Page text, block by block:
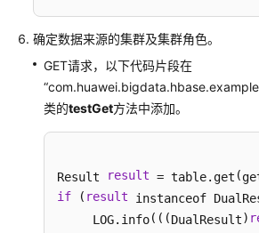
Phoenix
SQL
查
绍
确定数据来源的集群及集群角色。
GET请求，以下代码片段在
类的testGet方法中添加。
Result result = table.get (
if
( result instanceof
     LOG.info
(((DualResult)